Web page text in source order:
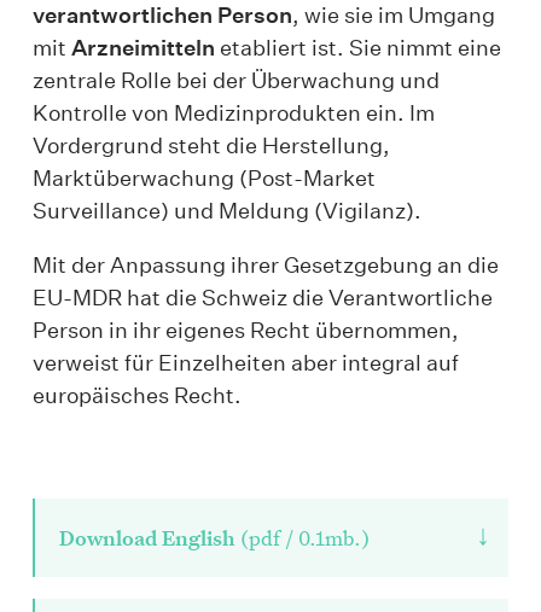
verantwortlichen Person, wie sie im Umgang
mit Arzneimitteln etabliert ist. Sie nimmt eine
zentrale Rolle bei der Überwachung und
Kontrolle von Medizinprodukten ein. Im
Vordergrund steht die Herstellung,
Marktüberwachung (Post-Market
Surveillance) und Meldung (Vigilanz).
Mit der Anpassung ihrer Gesetzgebung an die
EU-MDR hat die Schweiz die Verantwortliche
Person in ihr eigenes Recht übernommen,
verweist für Einzelheiten aber integral auf
europäisches Recht.
Download English (pdf / 0.1mb.) ↓